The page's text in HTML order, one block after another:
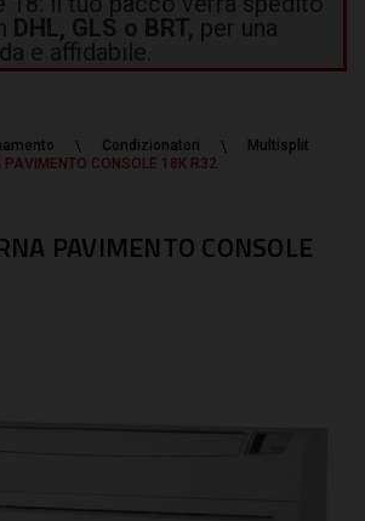
DHL, GLS o BRT, per una
e affidabile.
Condizionatori
Multisplit
PAVIMENTO CONSOLE 18K R32
PAVIMENTO CONSOLE